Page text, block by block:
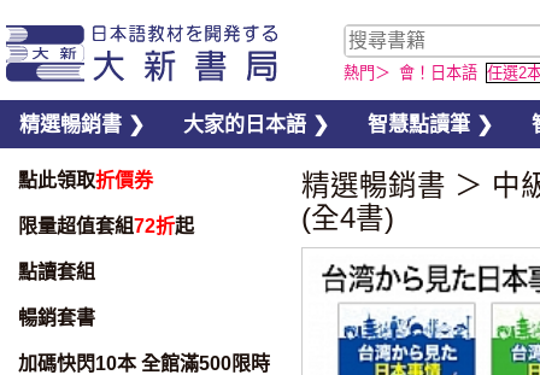
熱門＞ 會！日本語 任選2
精選暢銷書 ❯ 大家的日本語 ❯ 智慧點讀筆 ❯
點此領取折價券
限量超值套組72折起
點讀套組
暢銷套書
加碼快閃10本 全館滿500限時
精選暢銷書 ＞ 中
(全4書)